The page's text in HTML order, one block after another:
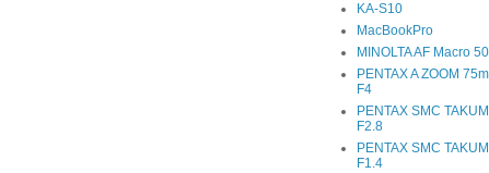
KA-S10
MacBookPro
MINOLTA AF Macro
PENTAX A ZOOM
F4
PENTAX SMC
F2.8
PENTAX SMC
F1.4